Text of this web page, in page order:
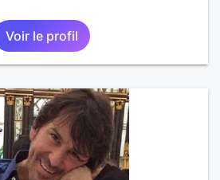
Voir le profil